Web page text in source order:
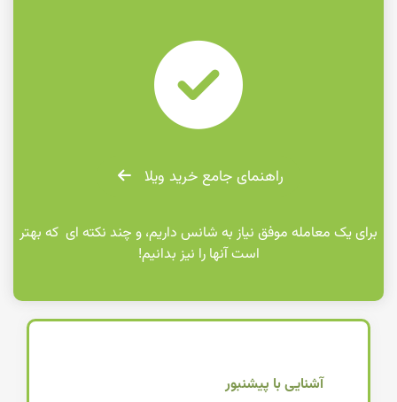
fa-
check-
راهنمای جامع خرید ویلا
برای یک معامله موفق نیاز به شانس داریم، و چند نکته ای که بهتر
است آنها را نیز بدانیم!
آشنایی با پیشنبور